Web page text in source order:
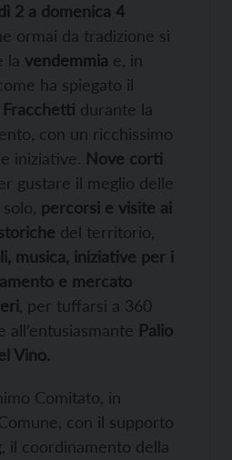
2 a domenica 4
ormai da tradizione si
la vendemmia e, in
come ha spiegato il
durante la
con un ricchissimo
iniziative. Nove corti
gustare il meglio delle
percorsi e visite ai
del territorio,
musica, iniziative per i
e mercato
, per tuffarsi a 360
Palio
Vino.
Comitato, in
con il supporto
il coordinamento della